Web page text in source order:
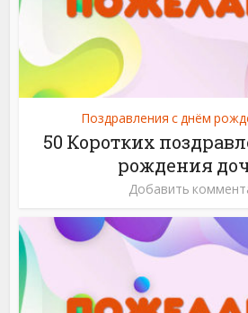
Поздравления с днём
50 Коротких
рождения
Добавить